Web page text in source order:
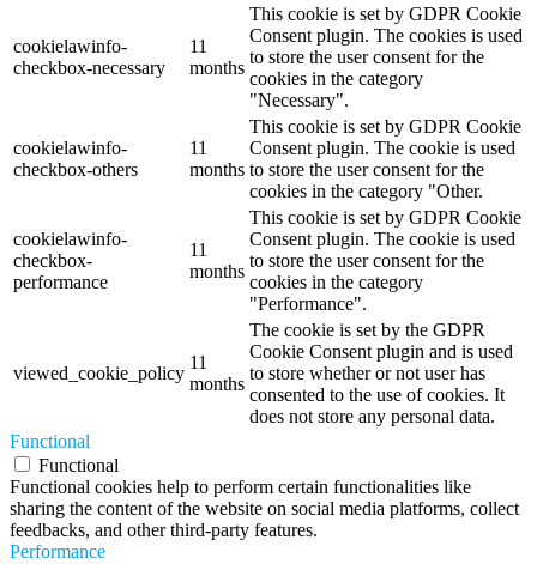
cookielawinfo-
checkbox-necessary
11
months
This cookie is set by GDPR Cookie
Consent plugin. The cookies is used
to store the user consent for the
cookies in the category
"Necessary".
cookielawinfo-
checkbox-others
11
months
This cookie is set by GDPR Cookie
Consent plugin. The cookie is used
to store the user consent for the
cookies in the category "Other.
cookielawinfo-
checkbox-
performance
11
months
This cookie is set by GDPR Cookie
Consent plugin. The cookie is used
to store the user consent for the
cookies in the category
"Performance".
viewed_cookie_policy
11
months
The cookie is set by the GDPR
Cookie Consent plugin and is used
to store whether or not user has
consented to the use of cookies. It
does not store any personal data.
Functional
Functional
Functional cookies help to perform certain functionalities like
sharing the content of the website on social media platforms, collect
feedbacks, and other third-party features.
Performance